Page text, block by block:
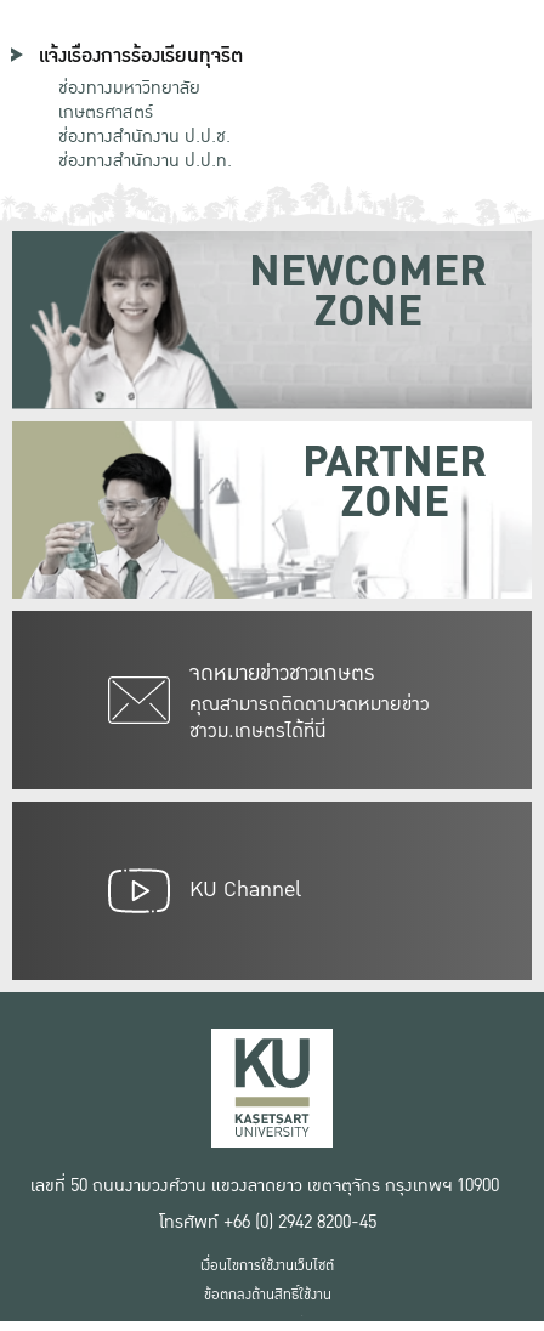
แจ้งเรื่องการร้องเรียนทุจริต
ช่องทางมหาวิทยาลัย
เกษตรศาสตร์
ช่องทางสำนักงาน ป.ป.ช.
ช่องทางสำนักงาน ป.ป.ท.
จดหมายข่าวชาวเกษตร
คุณสามารถติดตามจดหมายข่าว
ชาวม.เกษตรได้ที่นี่
NEWCOMER
ZONE
PARTNER
ZONE
KU Channel
เลขที่ 50 ถนนงามวงศ์วาน แขวงลาดยาว เขตจตุจักร กรุงเทพฯ 10900
โทรศัพท์ +66 (0) 2942 8200-45
เงื่อนไขการใช้งานเว็บไซต์
ข้อตกลงด้านสิทธิ์ใช้งาน
นโยบายความเป็นส่วนตัว